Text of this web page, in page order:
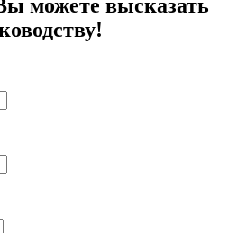
можете высказать